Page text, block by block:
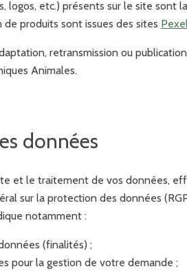
logos, etc.) présents sur le site
produits sont issues des sites
retransmission ou
Animales.
données
et le traitement de vos données,
sur la protection des données
notamment :
(finalités) ;
pour la gestion de votre demande ;